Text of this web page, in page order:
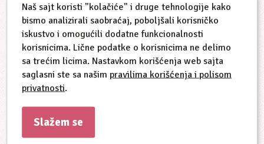
Naš sajt koristi "kolačiće" i druge tehnologije kako
bismo analizirali saobraćaj, poboljšali korisničko
iskustvo i omogućili dodatne funkcionalnosti
korisnicima. Lične podatke o korisnicima ne delimo
sa trećim licima. Nastavkom korišćenja web sajta
saglasni ste sa našim pravilima korišćenja i polisom
privatnosti.
Slažem se